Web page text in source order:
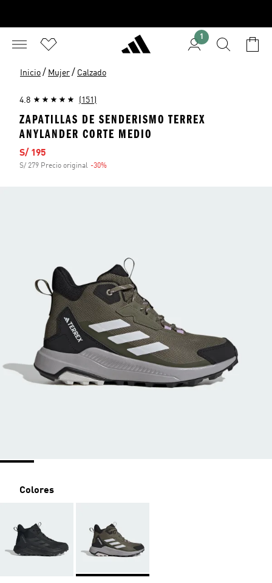
1
Inicio / Mujer / Calzado
4.8 (151)
ZAPATILLAS DE SENDERISMO TERREX
ANYLANDER CORTE MEDIO
Precio de venta
S/ 195
S/ 279 Precio original -30%
Colores